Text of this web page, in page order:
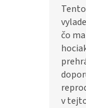
čo
v